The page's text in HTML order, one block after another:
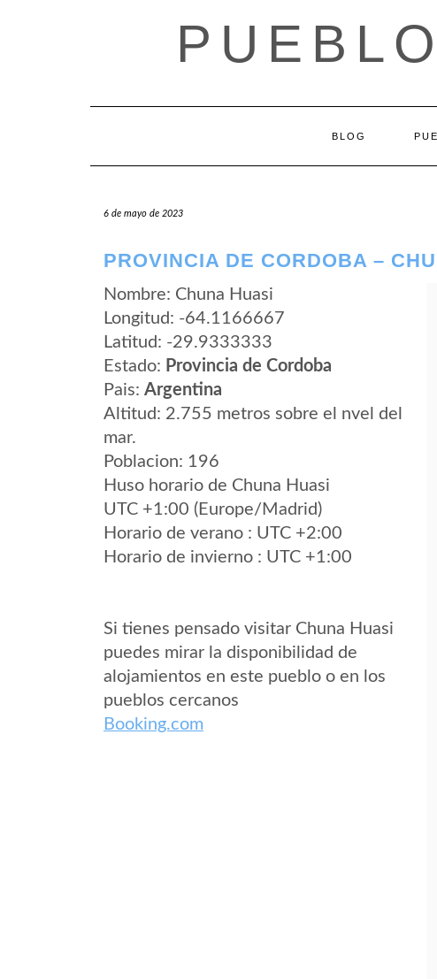
BLOG
6 de mayo de 2023
PROVINCIA DE CORDOBA –
Nombre: Chuna Huasi
Longitud: -64.1166667
Latitud: -29.9333333
Estado: Provincia de Cordoba
Pais: Argentina
Altitud: 2.755 metros sobre el nvel del
mar.
Poblacion: 196
Huso horario de Chuna Huasi
UTC +1:00 (Europe/Madrid)
Horario de verano : UTC +2:00
Horario de invierno : UTC +1:00
Si tienes pensado visitar Chuna Huasi
puedes mirar la disponibilidad de
alojamientos en este pueblo o en los
pueblos cercanos
Booking.com